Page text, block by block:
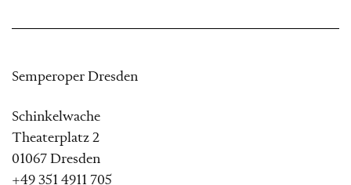
Semperoper Dresden
Schinkelwache
Theaterplatz 2
01067 Dresden
+49 351 4911 705